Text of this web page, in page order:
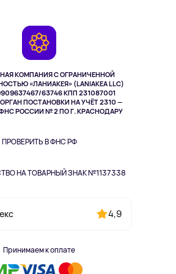
КОМПАНИЯ С ОГРАНИЧЕННОЙ
«ЛАНИАКЕЯ» (LANIAKEA LLC)
63746 КПП 231087001
ПОСТАНОВКИ НА УЧЁТ 2310 —
РОССИИ № 2 ПО Г. КРАСНОДАРУ
ПРОВЕРИТЬ В ФНС РФ
НА ТОВАРНЫЙ ЗНАК №1137338
4,9
Принимаем к оплате